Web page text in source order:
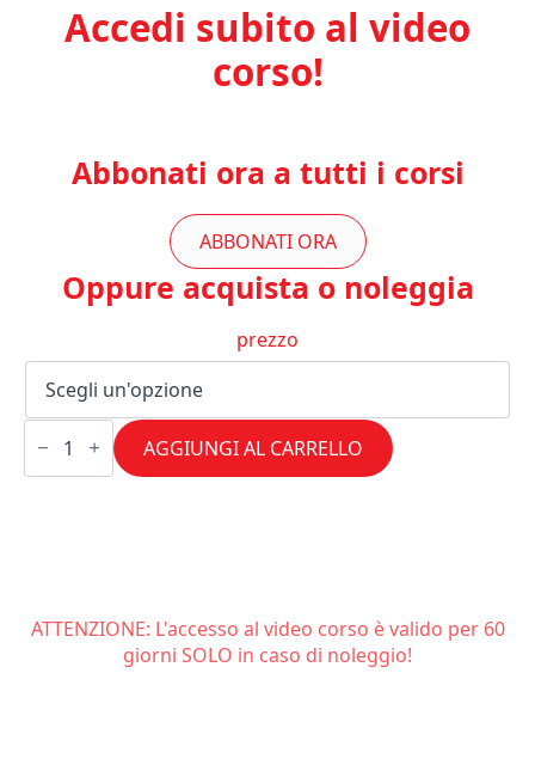
Accedi subito al video
corso!
Abbonati ora a tutti i corsi
ABBONATI ORA
Oppure acquista o noleggia
prezzo
Torte
classiche
internazionali
quantità
AGGIUNGI AL CARRELLO
ATTENZIONE: L'accesso al video corso è valido per 60
giorni SOLO in caso di noleggio!